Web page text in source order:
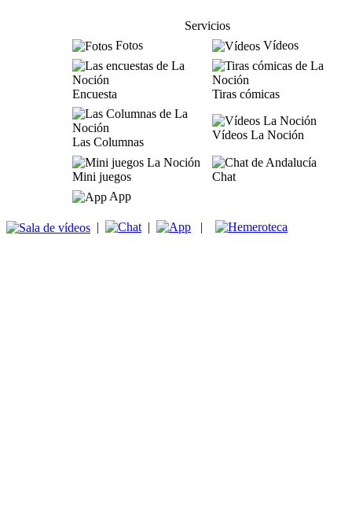
Servicios
Fotos
Vídeos
Encuesta Tiras cómicas
Las Columnas
Vídeos La Noción
Mini juegos
Chat
App
| | |